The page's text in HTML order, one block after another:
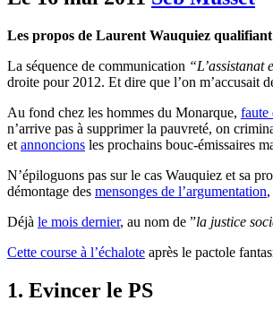
Les propos de Laurent Wauquiez
La séquence de communication “L’assistanat
droite pour 2012. Et dire que l’on m’accusait
Au fond chez les hommes du Monarque, faute
n’arrive pas à supprimer la pauvreté, on
et annoncions les prochains bouc-émissaires
N’épiloguons pas sur le cas Wauquiez et sa
démontage des mensonges de l’argumentation
Déjà le mois dernier, au nom de ”la justice
Cette course à l’échalote après le pactole
1. Evincer le PS